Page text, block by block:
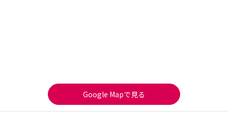
Google Mapで見る